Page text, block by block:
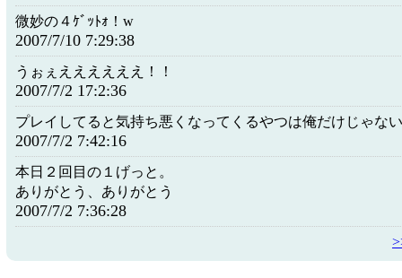
微妙の４ｹﾞｯﾄｫ！w
2007/7/10 7:29:38
うぉぇええええええ！！
2007/7/2 17:2:36
プレイしてると気持ち悪くなってくるやつは俺だけじゃな
2007/7/2 7:42:16
本日２回目の１げっと。
ありがとう、ありがとう
2007/7/2 7:36:28